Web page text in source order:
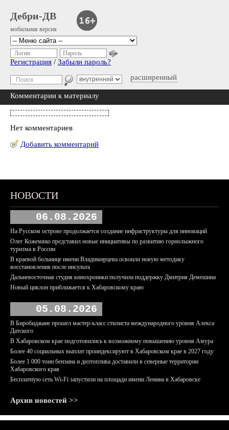
Дебри-ДВ
мобильная версия
расширенный
Логин Пароль
Регистрация / Забыли пароль?
Комментарии к материалу
Нет комментариев
Добавить комментарий
НОВОСТИ
06.08.2026
На Русском острове продолжается создание инфраструктуры для инноваций
Олег Кожемяко представил новые инициативы по развитию горнолыжного
туризма в России
В краевой больнице имени Владимирцева освоили новую методику
восстановления после инсульта
Дальневосточная студия кинохроники получила поддержку Дмитрия Демешина
Новый циклон приближается к Хабаровскому краю
05.08.2026
В Биробиджане прошел мастер-класс стилиста международного уровня Алекса
Датского
В Хабаровском крае подготовились к возможному повышению уровня Амура
Более 40 социальных выплат проиндексируют в Хабаровском крае в 2027 году
Более 1 000 тонн бензина и дизтоплива доставили в северные территории
Хабаровского края
Бесплатную сеть Wi-Fi запустили на площади имени Ленина в Хабаровске
Архив новостей >>